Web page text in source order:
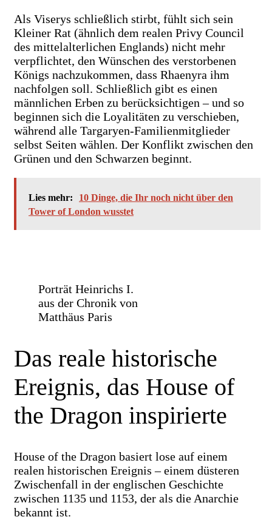
Als Viserys schließlich stirbt, fühlt sich sein
Kleiner Rat (ähnlich dem realen Privy Council
des mittelalterlichen Englands) nicht mehr
verpflichtet, den Wünschen des verstorbenen
Königs nachzukommen, dass Rhaenyra ihm
nachfolgen soll. Schließlich gibt es einen
männlichen Erben zu berücksichtigen – und so
beginnen sich die Loyalitäten zu verschieben,
während alle Targaryen-Familienmitglieder
selbst Seiten wählen. Der Konflikt zwischen den
Grünen und den Schwarzen beginnt.
Lies mehr:
10 Dinge, die Ihr noch nicht über den
Tower of London wusstet
Porträt Heinrichs I.
aus der Chronik von
Matthäus Paris
Das reale historische
Ereignis, das House of
the Dragon inspirierte
House of the Dragon basiert lose auf einem
realen historischen Ereignis – einem düsteren
Zwischenfall in der englischen Geschichte
zwischen 1135 und 1153, der als die Anarchie
bekannt ist.